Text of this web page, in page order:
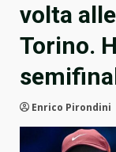
volta
Torino.
Enrico Pirondini